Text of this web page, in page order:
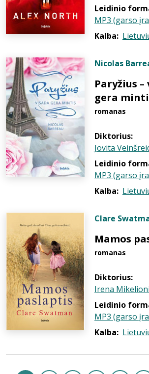
Leidinio
MP3 (garso
Kalba:
Nicolas
Paryžius –
gera
romanas
Diktorius:
Jovita
Leidinio
MP3 (garso
Kalba:
Clare
Mamos
romanas
Diktorius:
Irena
Leidinio
MP3 (garso
Kalba: